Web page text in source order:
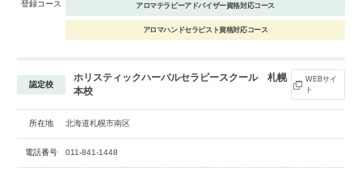
登録コース アロマテラピーアドバイザー資格対応コース
アロマハンドセラピスト資格対応コース
認定校
ホリスティックハーバルセラピースクール 札幌
本校
WEBサイ
ト
所在地 北海道札幌市南区
電話番号 011-841-1448